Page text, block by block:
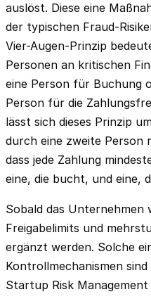
auslöst. Diese eine
der typischen Fraud-
Vier-Augen-Prinzip
Personen an kritischen
eine Person für Buchung
Person für die
lässt sich dieses Prinzip
durch eine zweite Person
dass jede Zahlung
eine, die bucht, und eine,
Sobald das Unternehmen
Freigabelimits und
ergänzt werden. Solche
Kontrollmechanismen
Startup Risk